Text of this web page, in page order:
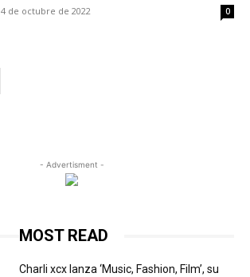
4 de octubre de 2022 0
- Advertisment -
MOST READ
Charli xcx lanza ‘Music, Fashion, Film’, su